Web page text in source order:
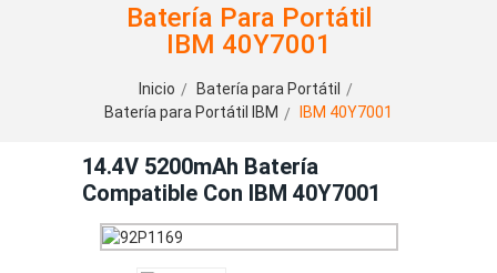
Batería Para Portátil
IBM 40Y7001
Inicio
Batería para Portátil
Batería para Portátil IBM
IBM 40Y7001
14.4V 5200mAh Batería
Compatible Con IBM 40Y7001